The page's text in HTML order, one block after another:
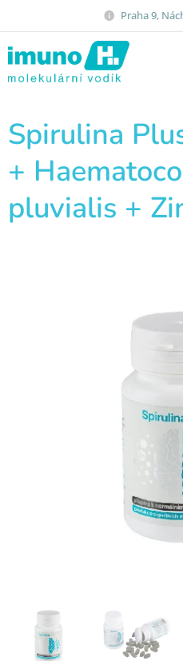
Praha 9,
Spirulina
+
pluvialis +